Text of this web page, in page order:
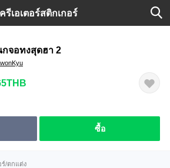
ครีเอเตอร์สติกเกอร์
กจอทงสุดฮา 2
ซื้อ
ร์/ตกแต่ง